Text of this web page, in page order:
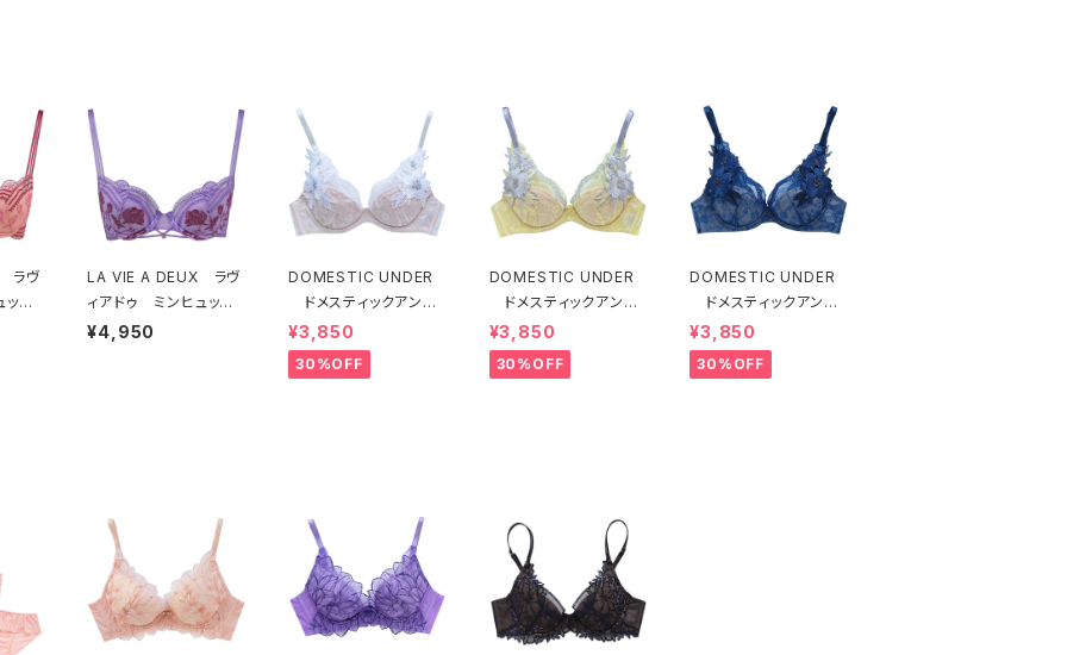
ラヴ
ッ
LA VIE A DEUX ラヴ
ィアドゥ ミンヒュッ
ゲ ブラジャー（ライラ
¥4,950
DOMESTIC UNDER
ドメスティックアンダ
ー モティフフルール
ブラジャー（オフホワイ
ト）D2255
¥3,850
30%OFF
DOMESTIC UNDER
ドメスティックアンダ
ー モティフフルール
ブラジャー（レモネード）
D2255 送料無料
¥3,850
30%OFF
DOMESTIC UNDER
ドメスティックアンダ
ー モティフフルール
ブラジャー（ブルー）D2
255
¥3,850
30%OFF